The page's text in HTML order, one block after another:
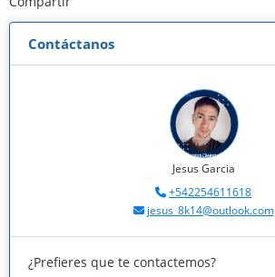
Contáctanos
Jesus Garcia
+542254611618
jesus_8k14@outlook.com
¿Prefieres que te contactemos?